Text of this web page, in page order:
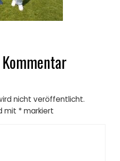
nicht veröffentlicht.
mit *markiert